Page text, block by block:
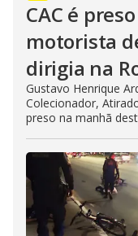
CAC é
motorista
dirigia na
Gustavo Henrique
Colecionador,
preso na manhã